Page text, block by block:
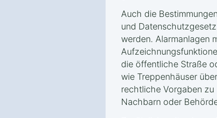
Auch die
und
werden. Alarmanlagen
die öffentliche Straße
wie Treppenhäuser
rechtliche Vorgaben
Nachbarn oder